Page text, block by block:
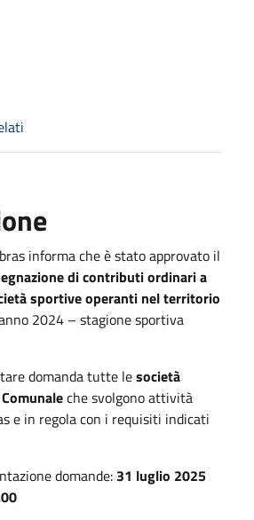
informa che è stato approvato il
di contributi ordinari a
sportive operanti nel territorio
2024 – stagione sportiva
domanda tutte lesocietà
che svolgono attività
e in regola con i requisiti indicati
domande: 31 luglio 2025